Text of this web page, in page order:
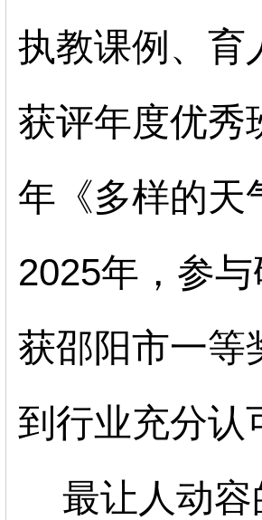
执教课例、育
获评年度优秀
年《多样的天
2025年，参
获邵阳市一等
到行业充分认
最让人动